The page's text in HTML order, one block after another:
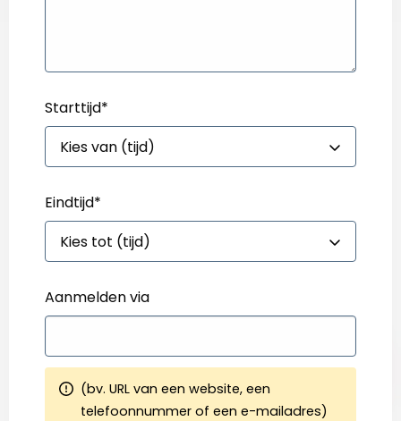
Starttijd*
Eindtijd*
Aanmelden via
(bv. URL van een website, een
telefoonnummer of een e-mailadres)